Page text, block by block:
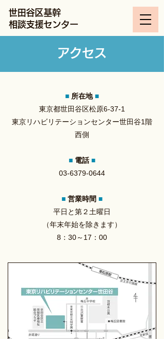
世田谷区基幹
相談支援センター
アクセス
■ 所在地■
東京都世田谷区松原6-37-1
東京リハビリテーションセンター世田谷1階
西側
■ 電話■
03-6379-0644
■ 営業時間 ■
平日と第２土曜日
（年末年始を除きます）
8：30～17：00